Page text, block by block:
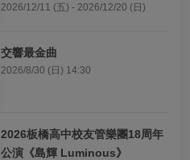
2026/12/11 (五) - 2026/12/20 (日)
交響最金曲
2026/8/30 (日) 14:30
2026板橋高中校友管樂團18周年
公演《島輝 Luminous》